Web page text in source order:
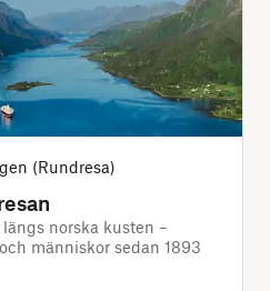
(Rundresa)
norska kusten –
människor sedan 1893